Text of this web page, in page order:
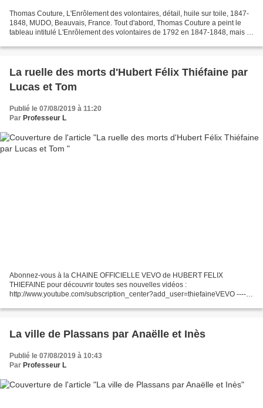
Thomas Couture, L'Enrôlement des volontaires, détail, huile sur toile, 1847-
1848, MUDO, Beauvais, France. Tout d'abord, Thomas Couture a peint le
tableau intitulé L'Enrôlement des volontaires de 1792 en 1847-1848, mais il
La ruelle des morts d'Hubert Félix Thiéfaine par
Lucas et Tom
Publié le 07/08/2019 à 11:20
Par Professeur L
Abonnez-vous à la CHAINE OFFICIELLE VEVO de HUBERT FELIX
THIEFAINE pour découvrir toutes ses nouvelles vidéos :
http://www.youtube.com/subscription_center?add_user=thiefaineVEVO -------
La ville de Plassans par Anaëlle et Inès
Publié le 07/08/2019 à 10:43
Par Professeur L